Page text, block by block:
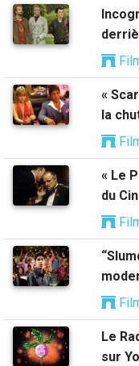
«
la
« Le
du
Le
sur